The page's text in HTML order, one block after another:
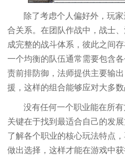
除了考虑个人偏好外，玩
合关系。在团队作战中，战士
成完整的战斗体系，彼此之间
一个均衡的队伍通常需要包含
责前排防御，法师提供主要输
援，这样的组合能够应对大多数
没有任何一个职业能在所
关键在于找到最适合自己的发
了解各个职业的核心玩法特点
做出选择，这样才能在游戏中获